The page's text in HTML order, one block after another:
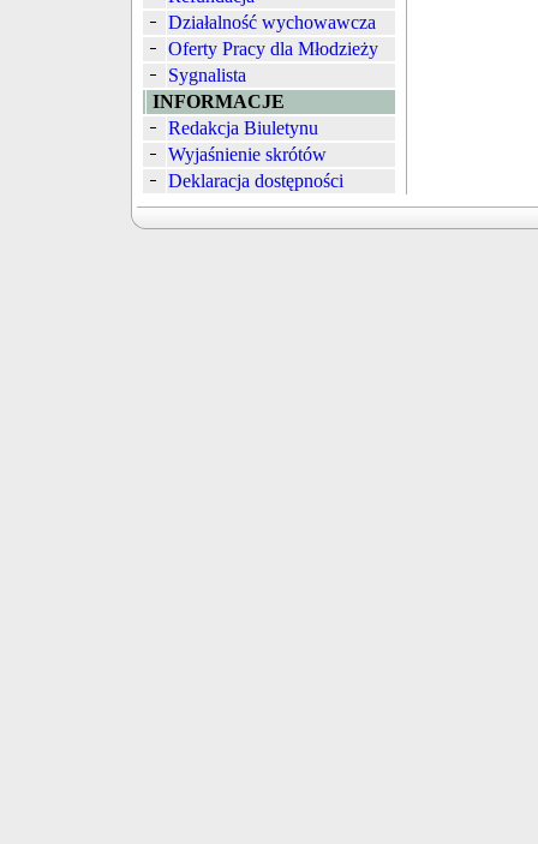
Działalność wychowawcza
Oferty Pracy dla Młodzieży
Sygnalista
INFORMACJE
Redakcja Biuletynu
Wyjaśnienie skrótów
Deklaracja dostępności